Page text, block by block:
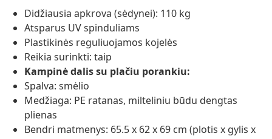
Didžiausia apkrova (sėdynei): 110 kg
Atsparus UV spinduliams
Plastikinės reguliuojamos kojelės
Reikia surinkti: taip
Kampinė dalis su plačiu porankiu:
Spalva: smėlio
Medžiaga: PE ratanas, milteliniu būdu dengtas
plienas
Bendri matmenys: 65.5 x 62 x 69 cm (plotis x gylis x